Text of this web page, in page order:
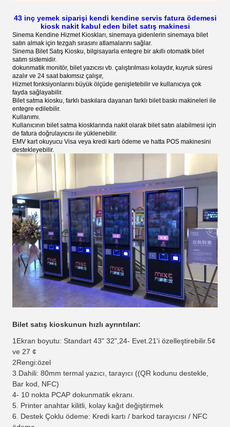
43 inç yemek siparişi kendi kendine servis fatura ödemesi
kiosk nakit kabul eden bilet satış makinesi
Sinema Kendine Hizmet Kioskları, sinemaya gidenlerin sinemaya bilet
satın almak için tezgah sırasını atlamalarını sağlar.
Sinema Bilet Satış Kiosku, bilgisayarla entegre bir akıllı otomatik bilet
satım sistemidir.
dokunmatik monitör, bilet yazıcısı vb. çalıştırılması kolaydır, kuyruk süresi
azalır ve 24 saat bakımsız çalışır,
Hizmet fonksiyonlarını büyük ölçüde genişletebilir ve kullanıcıya çok
fayda sağlayabilir.
Bilet satma kiosku, farklı baskılara dayanan farklı bilet baskı makineleri ile
entegre edilebilir.
Kullanımı.
Kullanıcının bilet satma kiosklarında nakit olarak bilet satın alabilmesi için
de fatura doğrulayıcısı ile yüklenebilir.
EMV kart okuyucu Visa veya kredi kartı ödeme ve hatta POS makinesini
destekleyebilir.
Bilet satış kioskunun hızlı ayrıntıları:
1Ekran boyutu: Standart 43" 32",24- Evet. 21'i özelleştirebilir.5¢
ve 27 ¢
2Rengi:özel
3.Dahili: 80mm termal yazıcı, tarayıcı ((QR kodunu destekle,
Bar kod, NFC)
4- 10 nokta PCAP dokunmatik ekranı.
5. Printer anahtar kilitli, kolay kağıt değiştirmek
6. Destek Çoklu ödeme: Kredi kartı / barkod tarayıcısı / NFC